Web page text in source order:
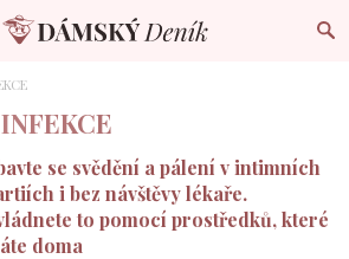
se svědění a pálení v intimních
i bez návštěvy lékaře.
to pomocí prostředků, které
doma